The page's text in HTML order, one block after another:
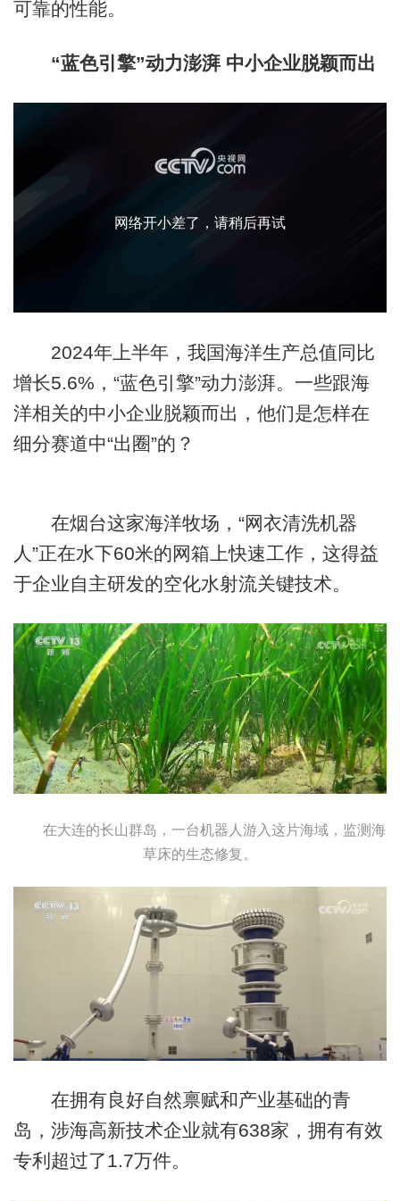
可靠的性能。
“蓝色引擎”动力澎湃 中小企业脱颖而出
网络开小差了，请稍后再试
2024年上半年，我国海洋生产总值同比
增长5.6%，“蓝色引擎”动力澎湃。一些跟海
洋相关的中小企业脱颖而出，他们是怎样在
细分赛道中“出圈”的？
在烟台这家海洋牧场，“网衣清洗机器
人”正在水下60米的网箱上快速工作，这得益
于企业自主研发的空化水射流关键技术。
在大连的长山群岛，一台机器人游入这片海域，监测海
草床的生态修复。
在拥有良好自然禀赋和产业基础的青
岛，涉海高新技术企业就有638家，拥有有效
专利超过了1.7万件。